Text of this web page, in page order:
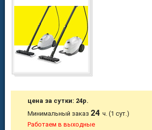
цена за сутки: 24р.
Минимальный заказ 24ч. (1 сут.)
Работаем в выходные